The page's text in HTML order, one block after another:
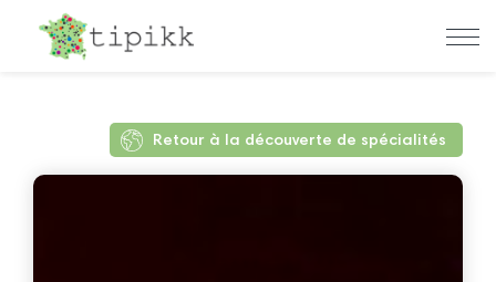
Retour à la découverte de spécialités